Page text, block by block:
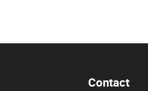
Contact